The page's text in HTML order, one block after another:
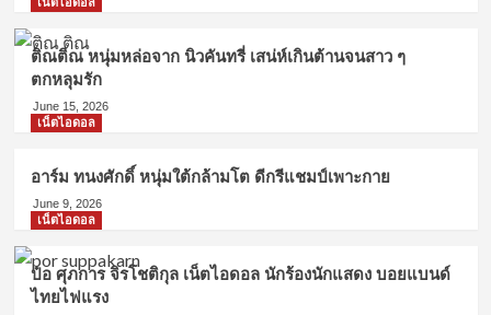
ติณติณ หนุ่มหล่อจาก นิวคันทรี่ เสน่ห์เกินต้านจนสาว ๆ
ตกหลุมรัก
June 15, 2026
เน็ตไอดอล
อาร์ม ทนงศักดิ์ หนุ่มใต้กล้ามโต ดีกรีแชมป์เพาะกาย
June 9, 2026
เน็ตไอดอล
ป๋อ ศุภการ จิรโชติกุล เน็ตไอดอล นักร้องนักแสดง บอยแบนด์
ไทยไฟแรง